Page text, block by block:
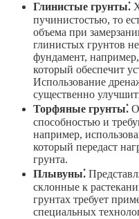
Глинистые грунты⁚
пучинистостью, то
объема при
глинистых грунтов
фундамент,
который обеспечит
Использование
существенно
Торфяные грунты⁚
способностью и
например,
который передаст
грунта.
Плывуны⁚
склонные к
грунтах требует
специальных